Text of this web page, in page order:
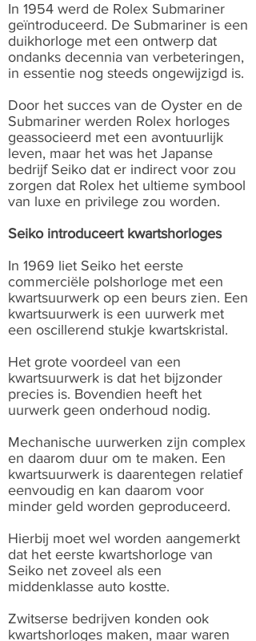
In 1954 werd de Rolex Submariner
geïntroduceerd. De Submariner is een
duikhorloge met een ontwerp dat
ondanks decennia van verbeteringen,
in essentie nog steeds ongewijzigd is.
Door het succes van de Oyster en de
Submariner werden Rolex horloges
geassocieerd met een avontuurlijk
leven, maar het was het Japanse
bedrijf Seiko dat er indirect voor zou
zorgen dat Rolex het ultieme symbool
van luxe en privilege zou worden.
Seiko introduceert kwartshorloges
In 1969 liet Seiko het eerste
commerciële polshorloge met een
kwartsuurwerk op een beurs zien. Een
kwartsuurwerk is een uurwerk met
een oscillerend stukje kwartskristal.
Het grote voordeel van een
kwartsuurwerk is dat het bijzonder
precies is. Bovendien heeft het
uurwerk geen onderhoud nodig.
Mechanische uurwerken zijn complex
en daarom duur om te maken. Een
kwartsuurwerk is daarentegen relatief
eenvoudig en kan daarom voor
minder geld worden geproduceerd.
Hierbij moet wel worden aangemerkt
dat het eerste kwartshorloge van
Seiko net zoveel als een
middenklasse auto kostte.
Zwitserse bedrijven konden ook
kwartshorloges maken, maar waren